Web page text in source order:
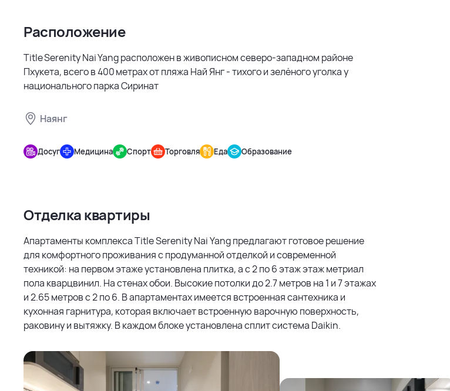
Расположение
Title Serenity Nai Yang расположен в живописном северо-западном районе
Пхукета, всего в 400 метрах от пляжа Най Янг - тихого и зелёного уголка у
национального парка Сиринат
Наянг
Serenity
Nai Yang
Досуг Медицина Спорт Торговля Еда Образование
Отделка квартиры
Апартаменты комплекса Title Serenity Nai Yang предлагают готовое решение
для комфортного проживания с продуманной отделкой и современной
техникой: на первом этаже установлена плитка, а с 2 по 6 этаж этаж метриал
пола кварцвинил. На стенах обои. Высокие потолки до 2.7 метров на 1 и 7 этажах
и 2.65 метров с 2 по 6. В апартаментах имеется встроенная сантехника и
кухонная гарнитура, которая включает встроенную варочную поверхность,
раковину и вытяжку. В каждом блоке установлена сплит система Daikin.